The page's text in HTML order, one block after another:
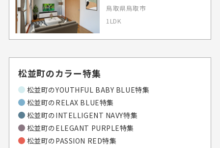
鳥取県鳥取市
1LDK
松並町のカラー特集
松並町のYOUTHFUL BABY BLUE特集
松並町のRELAX BLUE特集
松並町のINTELLIGENT NAVY特集
松並町のELEGANT PURPLE特集
松並町のPASSION RED特集